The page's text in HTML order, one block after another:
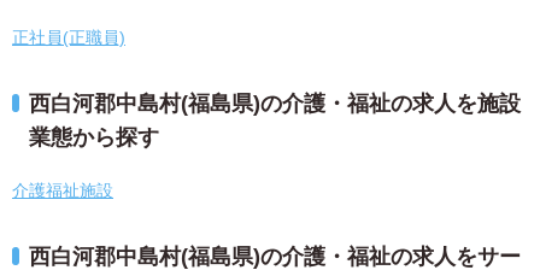
正社員(正職員)
西白河郡中島村(福島県)の介護・福祉の求人を施設
業態から探す
介護福祉施設
西白河郡中島村(福島県)の介護・福祉の求人をサー